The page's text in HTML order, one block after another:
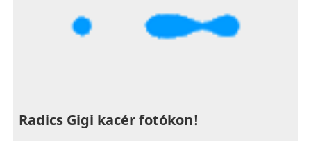
Radics Gigi kacér fotókon!